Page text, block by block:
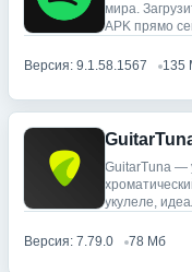
мира.
APK прямо
Версия: 9.1.58.1567 135
GuitarTuna —
укулеле,
Версия: 7.79.0
78 Мб